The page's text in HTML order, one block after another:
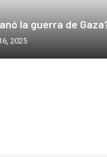
la guerra de
2025